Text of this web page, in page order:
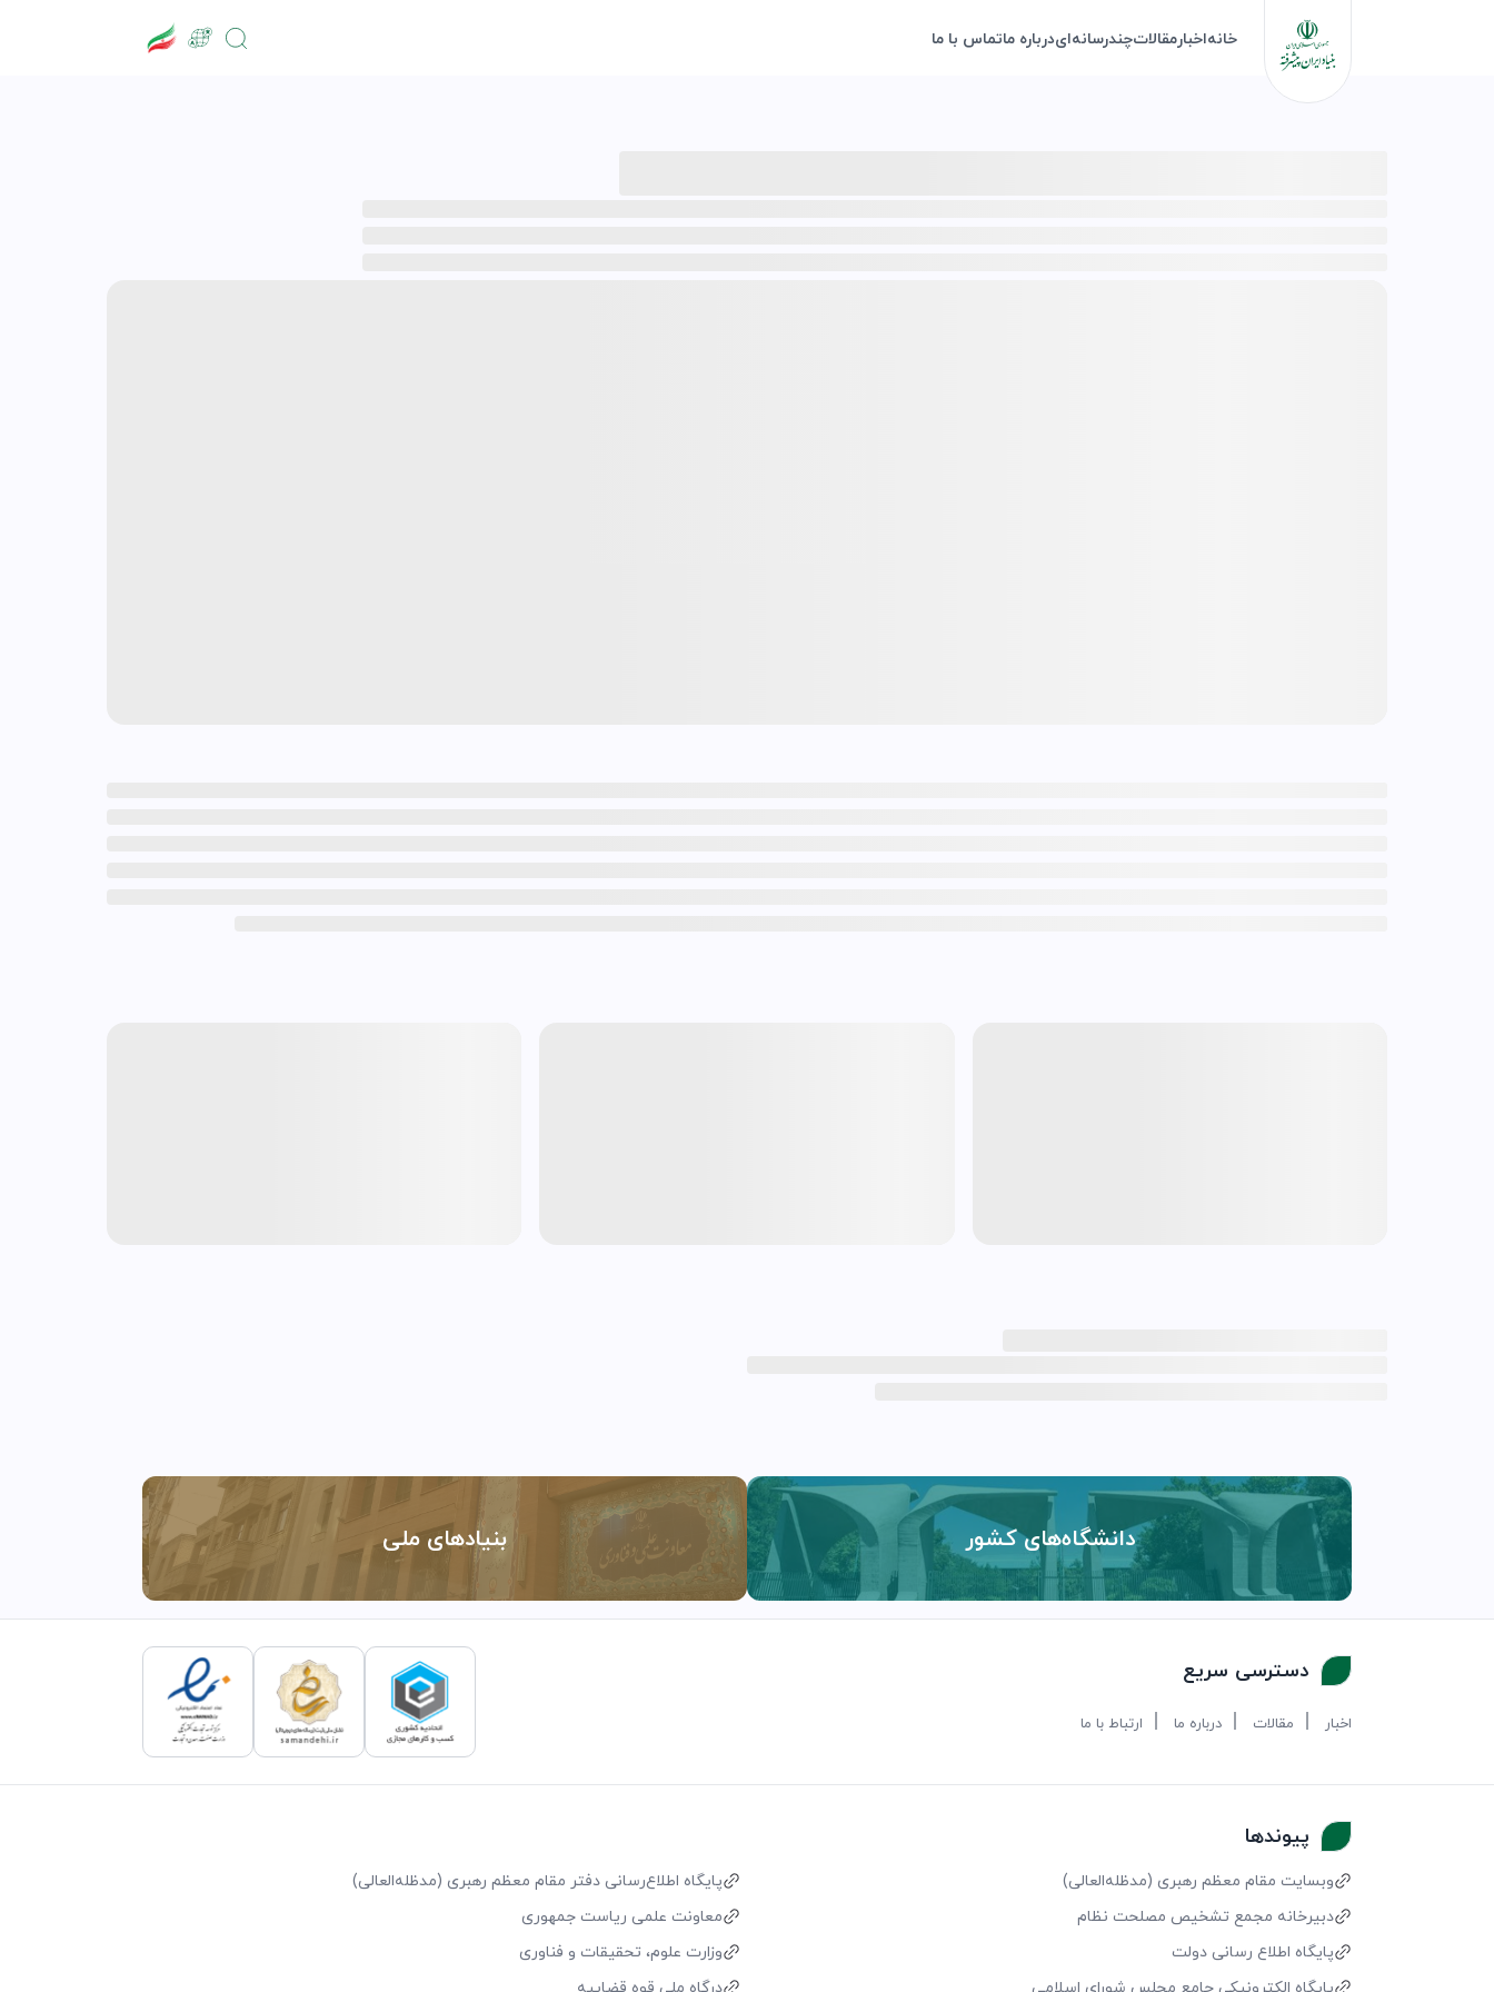
خانهاخبارمقالاتچندرسانه‌ایدرباره ماتماس با ما
دانشگاه‌های کشور بنیادهای ملی
دسترسی سریع
اخبار مقالات درباره ما ارتباط با ما
پیوندها
وبسایت مقام معظم رهبری (مد‌ظله‌العالی)
پایگاه اطلاع‌رسانی دفتر مقام معظم رهبری (مد‌ظله‌العالی)
دبیرخانه مجمع تشخیص مصلحت نظام
معاونت علمی ریاست جمهوری
پایگاه اطلاع رسانی دولت
وزارت علوم، تحقیقات و فناوری